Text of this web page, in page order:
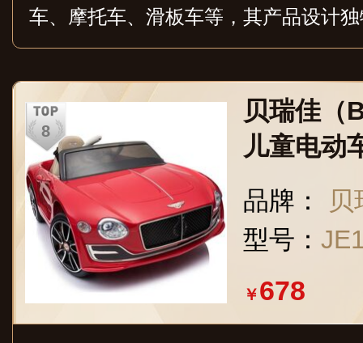
车、摩托车、滑板车等，其产品设计
性，适合不同年龄段的孩子使用。
贝瑞佳（
儿童电动
小孩玩具
品牌：
型号：
￥678